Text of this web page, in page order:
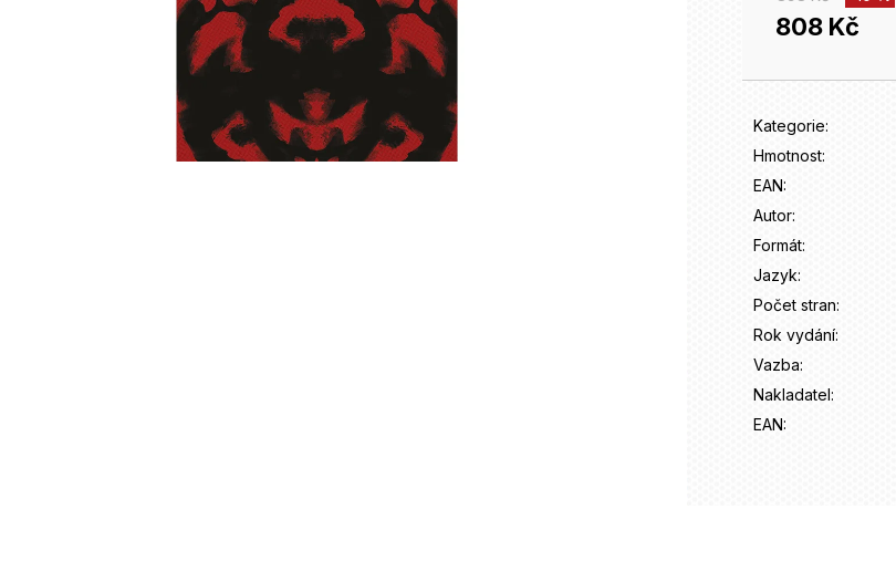
808 Kč
Měrná
Kategorie:
Hmotnost:
EAN:
Autor:
Formát:
Jazyk:
Počet stran:
Rok vydání:
Vazba:
Nakladatel:
EAN: